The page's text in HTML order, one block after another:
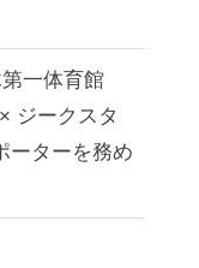
一体育館
ジークスタ
ーターを務め